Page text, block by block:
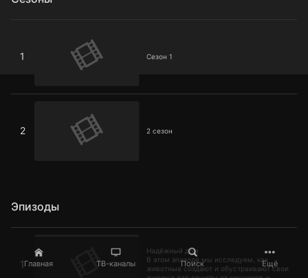
Главная ТВ-каналы Поиск Ещё
1 Сезон 1
2 2 сезон
Эпизоды
1
Надёжный дом
В этом эпизоде мы исследуем, как
животные создают и обустраивают свои